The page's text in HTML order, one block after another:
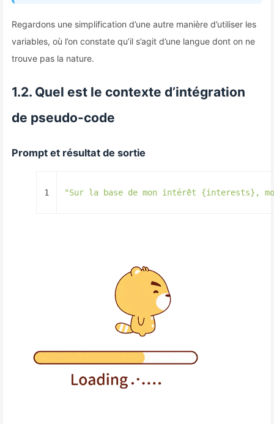
Regardons une simplification d’une autre manière d’utiliser les
variables, où l’on constate qu’il s’agit d’une langue dont on ne
trouve pas la nature.
1.2. Quel est le contexte d’intégration
de pseudo-code
Prompt et résultat de sortie
1 "Sur la base de mon intérêt {interests},